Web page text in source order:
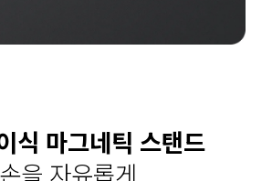
식 마그네틱 스탠드
손을 자유롭게